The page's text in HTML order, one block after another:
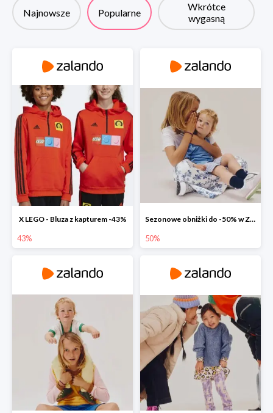
Najnowsze Popularne
Wkrótce
wygasną
X LEGO - Bluza z kapturem -43%
43%
Sezonowe obniżki do -50% w Zalando
50%